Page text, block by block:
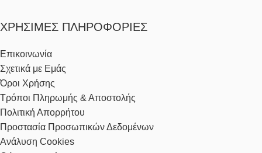
ΧΡΉΣΙΜΕΣ ΠΛΗΡΟΦΟΡΊΕΣ
Επικοινωνία
Σχετικά με Εμάς
Όροι Χρήσης
Τρόποι Πληρωμής & Αποστολής
Πολιτική Απορρήτου
Προστασία Προσωπικών Δεδομένων
Ανάλυση Cookies